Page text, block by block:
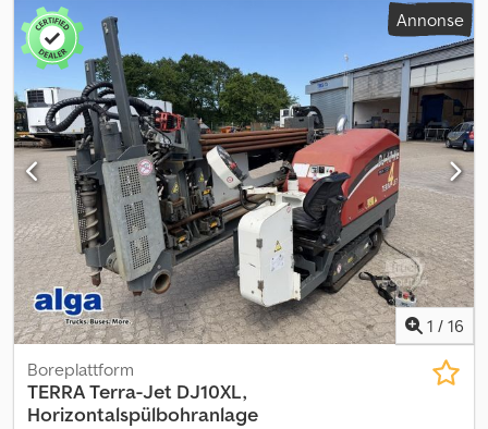
R17,5, Byggeår:
tilhengerkobling
Annonse
1 / 16
Boreplattform
TERRATerra-Jet DJ10XL,
Horizontalspülbohranlage